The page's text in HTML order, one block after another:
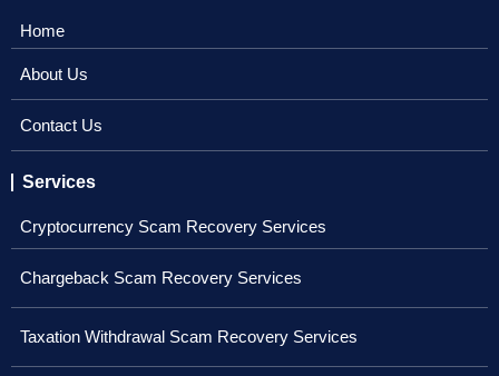
Home
About Us
Contact Us
Services
Cryptocurrency Scam Recovery Services
Chargeback Scam Recovery Services
Taxation Withdrawal Scam Recovery Services